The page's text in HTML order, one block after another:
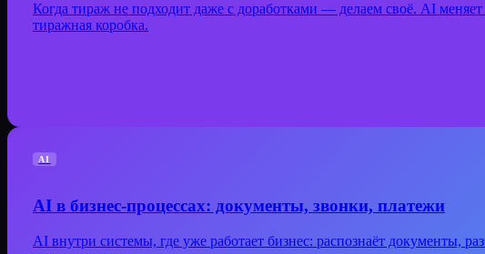
Когда тираж не подходит даже с доработками — делаем своё. AI
тиражная коробка.
AI
AI в бизнес-процессах: документы, звонки, платежи
AI внутри системы, где уже работает бизнес: распознаёт документы,